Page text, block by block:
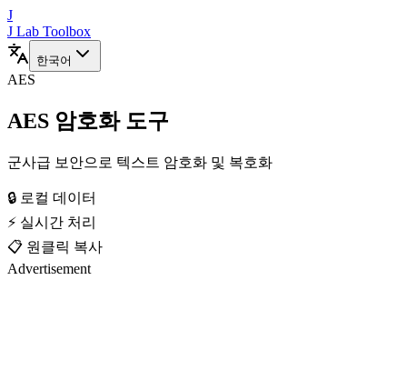
J
J Lab Toolbox
한국어
AES
AES 암호화 도구
군사급 보안으로 텍스트 암호화 및 복호화
🔒 로컬 데이터
⚡ 실시간 처리
📋 원클릭 복사
Advertisement